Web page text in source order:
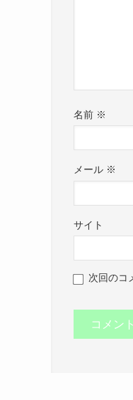
名前 ※
メール ※
サイト
次回のコ